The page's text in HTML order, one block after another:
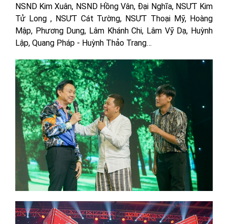
NSND Kim Xuân, NSND Hồng Vân, Đại Nghĩa, NSƯT Kim
Tử Long , NSƯT Cát Tường, NSƯT Thoại Mỹ, Hoàng
Mập, Phương Dung, Lâm Khánh Chi, Lâm Vỹ Dạ, Huỳnh
Lập, Quang Pháp - Huỳnh Thảo Trang…